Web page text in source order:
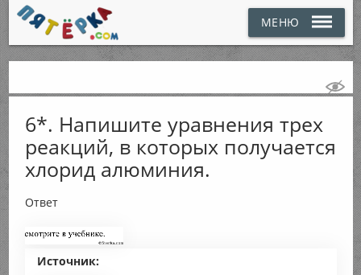
МЕНЮ
6*. Напишите уравнения трех
реакций, в которых получается
хлорид алюминия.
Ответ
Источник: